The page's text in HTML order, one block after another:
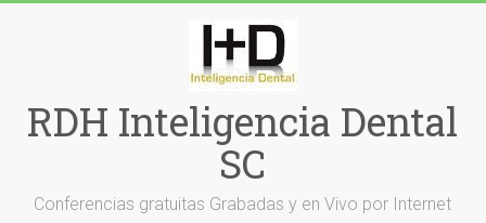
RDH Inteligencia Dental
SC
Conferencias gratuitas Grabadas y en Vivo por Internet